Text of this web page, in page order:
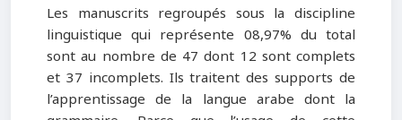
Les manuscrits regroupés sous la discipline
linguistique qui représente 08,97% du total
sont au nombre de 47 dont 12 sont complets
et 37 incomplets. Ils traitent des supports de
l’apprentissage de la langue arabe dont la